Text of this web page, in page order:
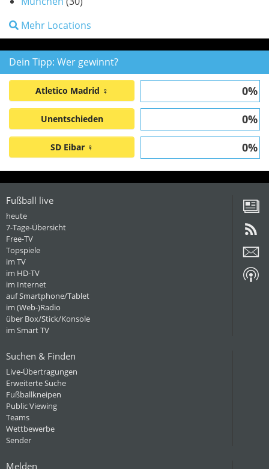
Mehr Locations
Dein Tipp: Wer gewinnt?
Atletico Madrid ♀ 0%
Unentschieden 0%
SD Eibar ♀ 0%
Fußball live
heute
7-Tage-Übersicht
Free-TV
Topspiele
im TV
im HD-TV
im Internet
auf Smartphone/Tablet
im (Web-)Radio
über Box/Stick/Konsole
im Smart TV
Suchen & Finden
Live-Übertragungen
Erweiterte Suche
Fußballkneipen
Public Viewing
Teams
Wettbewerbe
Sender
Melden